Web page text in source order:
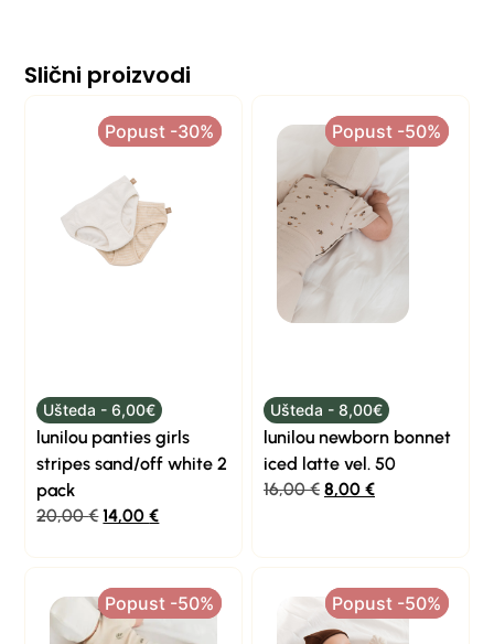
Slični proizvodi
Popust -30%
Popust -30%
Ušteda - 6,00€
lunilou panties girls
stripes sand/off white 2
pack
20,00€ 14,00€
Popust -50%
Popust -50%
Ušteda - 8,00€
lunilou newborn bonnet
iced latte vel. 50
16,00€ 8,00 €
Popust -50%
Popust -50% Popust -50%
Popust -50%